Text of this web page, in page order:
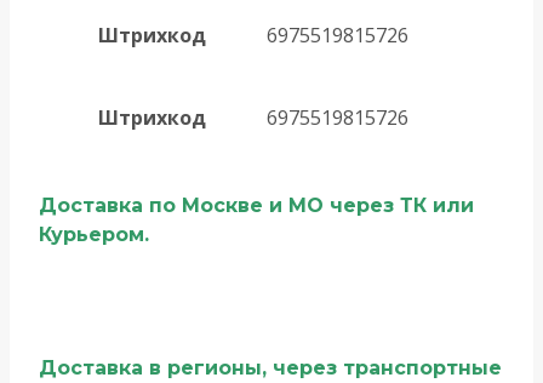
Штрихкод 6975519815726
Штрихкод 6975519815726
Доставка по Москве и МО через ТК или
Курьером.
Доставка в регионы, через транспортные